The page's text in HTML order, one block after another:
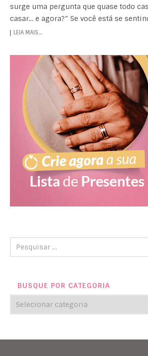
surge uma pergunta que quase todo
casar… e agora?” Se você está se
LEIA MAIS…
BUSQUE POR CATEGORIA